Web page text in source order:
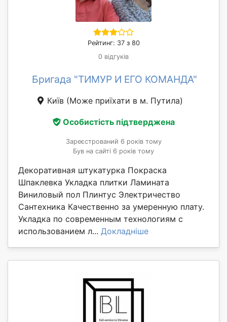
Рейтинг: 37 з 80
0 відгуків
Бригада "ТИМУР И ЕГО КОМАНДА"
Київ (Може приїхати в м. Путила)
Особистість підтверджена
Зареєстрований 6 років тому
Був на сайті 6 років тому
Декоративная штукатурка Покраска
Шпаклевка Укладка плитки Ламината
Виниловый пол Плинтус Электричество
Сантехника Качественно за умеренную плату.
Укладка по современным технологиям с
использованием л... Докладніше